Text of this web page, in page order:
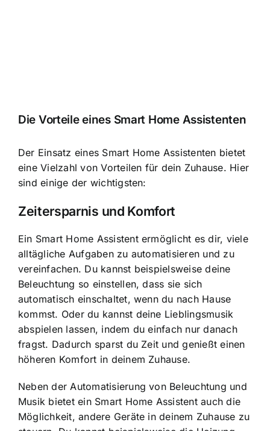
Die Vorteile eines Smart Home Assistenten
Der Einsatz eines Smart Home Assistenten bietet
eine Vielzahl von Vorteilen für dein Zuhause. Hier
sind einige der wichtigsten:
Zeitersparnis und Komfort
Ein Smart Home Assistent ermöglicht es dir, viele
alltägliche Aufgaben zu automatisieren und zu
vereinfachen. Du kannst beispielsweise deine
Beleuchtung so einstellen, dass sie sich
automatisch einschaltet, wenn du nach Hause
kommst. Oder du kannst deine Lieblingsmusik
abspielen lassen, indem du einfach nur danach
fragst. Dadurch sparst du Zeit und genießt einen
höheren Komfort in deinem Zuhause.
Neben der Automatisierung von Beleuchtung und
Musik bietet ein Smart Home Assistent auch die
Möglichkeit, andere Geräte in deinem Zuhause zu